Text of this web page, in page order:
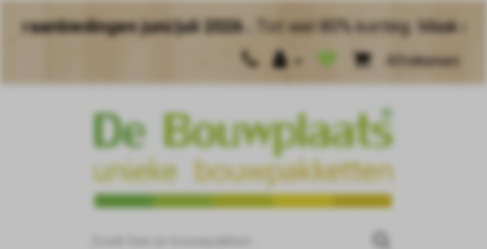
juni/juli 2026 .Tot wel 80% korting. Maak meer van
Afrekenen